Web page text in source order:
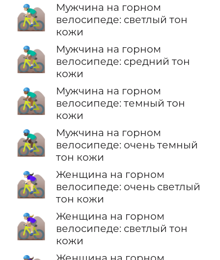
🚵🏼‍♂️
Мужчина на горном
велосипеде: светлый тон
кожи
🚵🏽‍♂️
Мужчина на горном
велосипеде: средний тон
кожи
🚵🏾‍♂️
Мужчина на горном
велосипеде: темный тон
кожи
🚵🏿‍♂️
Мужчина на горном
велосипеде: очень темный
тон кожи
🚵🏻‍♀️
Женщина на горном
велосипеде: очень светлый
тон кожи
🚵🏼‍♀️
Женщина на горном
велосипеде: светлый тон
кожи